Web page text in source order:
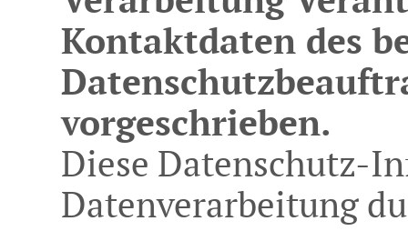
Kontaktdaten des
vorgeschrieben.
Diese Datenschutz-
Datenverarbeitung